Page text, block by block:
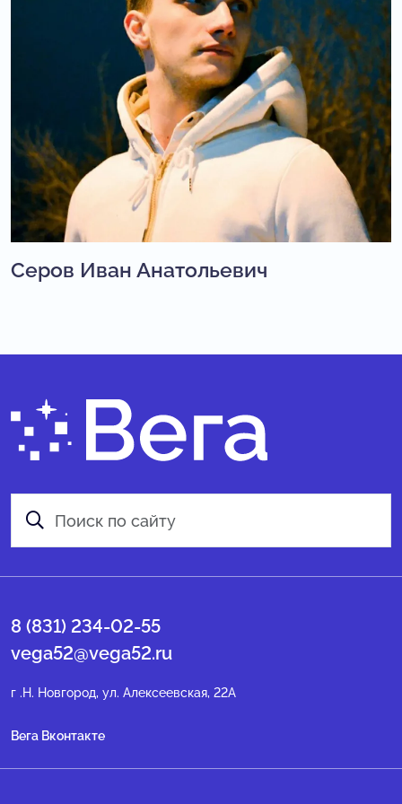
Серов Иван Анатольевич
8 (831) 234-02-55
vega52@vega52.ru
г .Н. Новгород, ул. Алексеевская, 22А
Вега Вконтакте